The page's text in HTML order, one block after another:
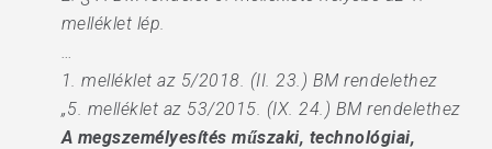
melléklet lép.
…
1. melléklet az 5/2018. (II. 23.) BM rendelethez
„5. melléklet az 53/2015. (IX. 24.) BM rendelethez
A megszemélyesítés műszaki, technológiai,